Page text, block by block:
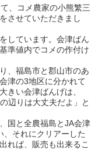
、コメ農家の小熊繁三
させていただきまし
しています。会津ばん
準値内でコメの作付け
、福島市と郡山市のあ
津の3地区に分かれて
きい会津ばんげは、
辺りは大丈夫だよ」と
国と全農福島とJA会津
、それにクリアーした
れば、販売も出来るこ